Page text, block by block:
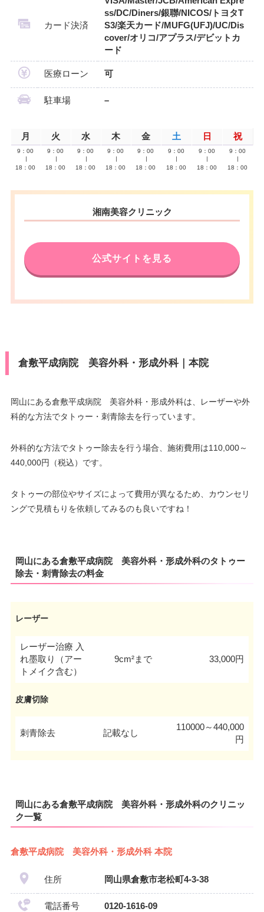
カード決済
ss/DC/Diners/銀聯/NICOS/トヨタT
S3/楽天カード/MUFG(UFJ)/UC/Dis
cover/オリコ/アプラス/デビットカ
ード
医療ローン 可
駐車場 –
月 火 水 木 金 土 日 祝
9：00
18：00
9：00
18：00
9：00
18：00
9：00
18：00
9：00
18：00
9：00
18：00
9：00
18：00
9：00
18：00
湘南美容クリニック
公式サイトを見る
倉敷平成病院 美容外科・形成外科｜本院
岡山にある倉敷平成病院 美容外科・形成外科は、レーザーや外
科的な方法でタトゥー・刺青除去を行っています。
外科的な方法でタトゥー除去を行う場合、施術費用は110,000～
440,000円（税込）です。
タトゥーの部位やサイズによって費用が異なるため、カウンセリ
ングで見積もりを依頼してみるのも良いですね！
岡山にある倉敷平成病院 美容外科・形成外科のタトゥー
除去・刺青除去の料金
レーザー
レーザー治療 入
れ墨取り（アー
トメイク含む）
9cm²まで 33,000円
皮膚切除
刺青除去 記載なし
110000～440,000
円
岡山にある倉敷平成病院 美容外科・形成外科のクリニッ
ク一覧
倉敷平成病院 美容外科・形成外科 本院
住所 岡山県倉敷市老松町4-3-38
電話番号 0120-1616-09